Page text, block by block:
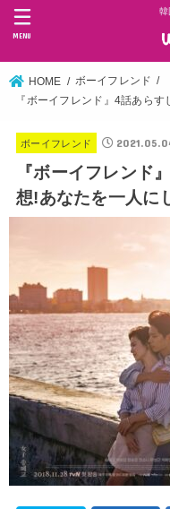
韓
MENU
HOME
ボーイフレンド
『ボーイフレンド』4話あら
ボーイフレンド
『ボーイフレンド
想!あなたを一人に